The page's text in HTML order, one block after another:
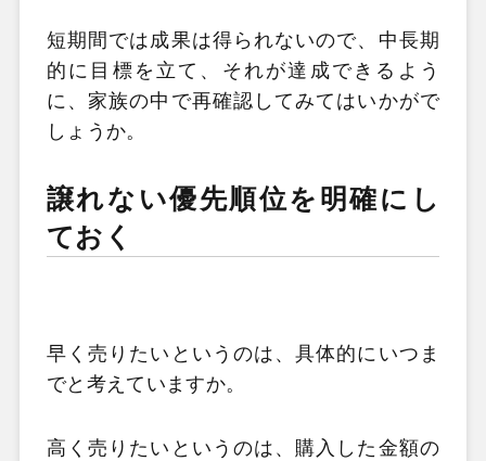
短期間では成果は得られないので、中長期
的に目標を立て、それが達成できるよう
に、家族の中で再確認してみてはいかがで
しょうか。
譲れない優先順位を明確にし
ておく
早く売りたいというのは、具体的にいつま
でと考えていますか。
高く売りたいというのは、購入した金額の